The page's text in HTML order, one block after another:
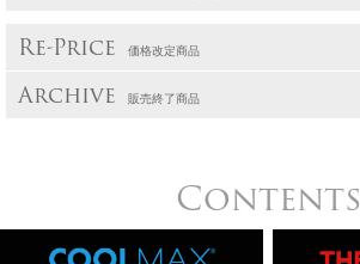
Re-Price 価格改定商品
Archive 販売終了商品
Contents